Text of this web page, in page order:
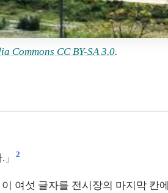
Commons CC BY-SA 3.0.
2
여섯 글자를 전시장의 마지막 칸